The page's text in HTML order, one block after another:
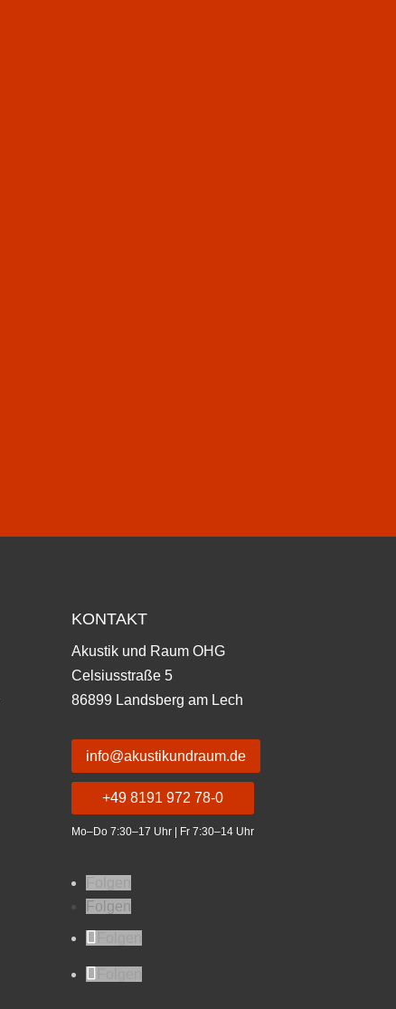
KONTAKT
Akustik und Raum OHG
Celsiusstraße 5
86899 Landsberg am Lech
info@akustikundraum.de
+49 8191 972 78-0
Mo–Do 7:30–17 Uhr | Fr 7:30–14 Uhr
Folgen